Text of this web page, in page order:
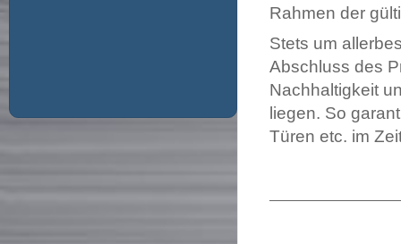
Rahmen der
Stets um
Abschluss des
Nachhaltigkeit
liegen. So
Türen etc. im